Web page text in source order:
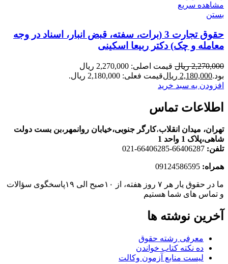
مشاهده سریع
بستن
حقوق تجارت 3 (برات، سفته، قبض انبار، اسناد در وجه
معامله و چک) دکتر ربیعا اسکینی
2,270,000 ریال
قیمت اصلی: 2,270,000 ریال
بود.2,180,000 ریالقیمت فعلی: 2,180,000 ریال.
افزودن به سبد خرید
اطلاعات تماس
تهران، ميدان انقلاب،کارگر جنوبی،خیابان روانمهر،بن بست دولت
شاهی،پلاک 1 واحد 1
تلفن: 66406287-66406285-021
همراه:
ما در حقوق یار هر ۷ روز هفته، از ۱۰صبح الی ۱۹پاسخگوی سؤالات
و تماس های شما هستیم
آخرین نوشته ها
معرفی رشته حقوق
ده نکته کتاب خواندن
لیست منابع آزمون وکالت